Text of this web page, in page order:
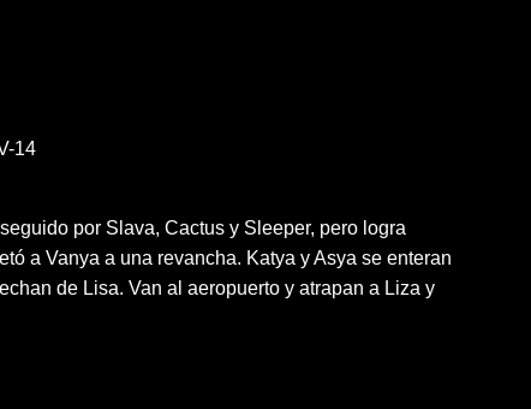
14
por Slava, Cactus y Sleeper, pero logra
a Vanya a una revancha. Katya y Asya se enteran
de Lisa. Van al aeropuerto y atrapan a Liza y